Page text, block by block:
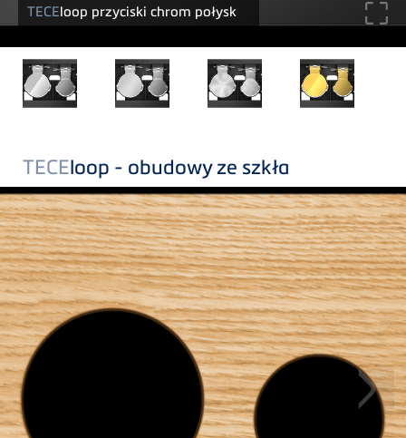
TECEloop przyciski chrom połysk
TECEloop - obudowy ze szkła